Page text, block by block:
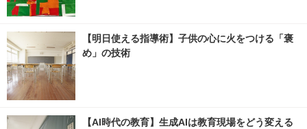
【明日使える指導術】子供の心に火をつける「褒
め」の技術
【AI時代の教育】生成AIは教育現場をどう変える